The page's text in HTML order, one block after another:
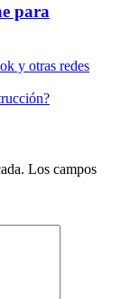
para
y otras redes
Los campos